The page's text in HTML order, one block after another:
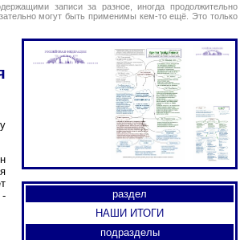
записи за разное, иногда продолжительно
могут быть применимы кем-то ещё. Это только
-
раздел
НАШИ ИТОГИ
подразделы